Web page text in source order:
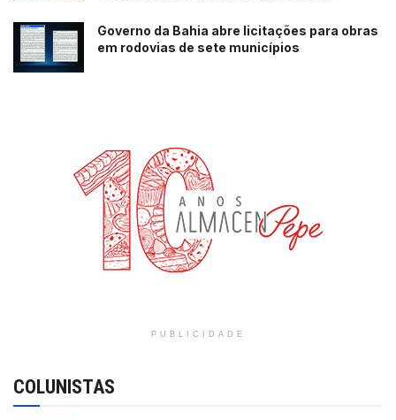
Governo da Bahia abre licitações para obras
em rodovias de sete municípios
PUBLICIDADE
COLUNISTAS